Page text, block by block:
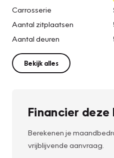
Carrosserie
Aantal zitplaatsen
Aantal deuren
Bekijk alles
Financier
Berekenen je
vrijblijvende aanvraag.